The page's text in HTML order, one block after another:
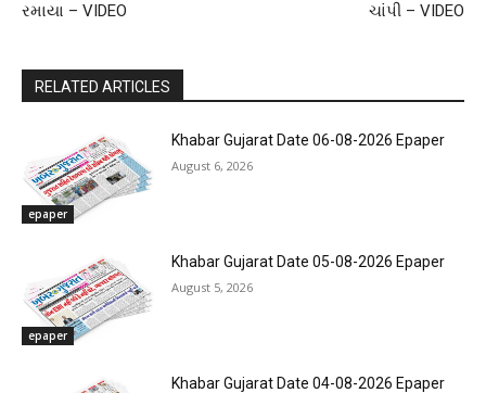
રમાયા – VIDEO
ચાંપી – VIDEO
RELATED ARTICLES
epaper
Khabar Gujarat Date 06-08-2026 Epaper
August 6, 2026
epaper
Khabar Gujarat Date 05-08-2026 Epaper
August 5, 2026
Khabar Gujarat Date 04-08-2026 Epaper